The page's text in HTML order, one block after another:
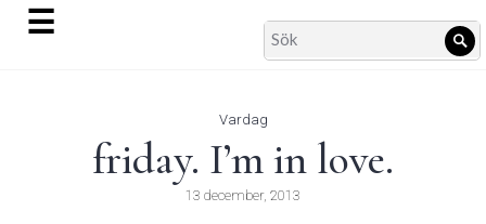
☰
Search
for:
Vardag
friday. I’m in love.
13 december, 2013